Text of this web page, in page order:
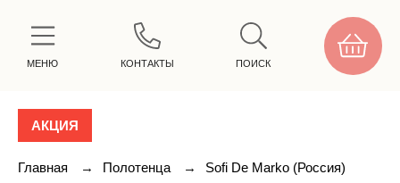
МЕНЮ КОНТАКТЫ ПОИСК
АКЦИЯ
Главная → Полотенца → Sofi De Marko (Россия)